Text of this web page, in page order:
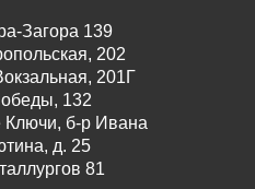
Загора 139
202
201Г
132
Ключи, б-р Ивана
д. 25
81